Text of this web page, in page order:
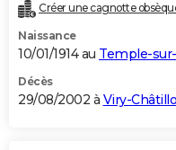
Créer une cagnotte
Naissance
10/01/1914 au Temple-
Décès
29/08/2002 à Viry-